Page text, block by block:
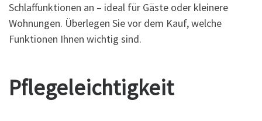
Schlaffunktionen an – ideal für Gäste oder kleinere
Wohnungen. Überlegen Sie vor dem Kauf, welche
Funktionen Ihnen wichtig sind.
Pflegeleichtigkeit